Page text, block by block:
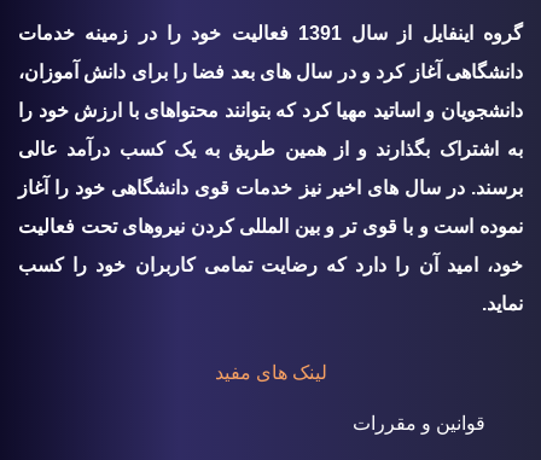
گروه اينفايل از سال 1391 فعالیت خود را در زمینه خدمات
دانشگاهی آغاز کرد و در سال های بعد فضا را برای دانش آموزان،
دانشجویان و اساتید مهیا کرد که بتوانند محتواهای با ارزش خود را
به اشتراک بگذارند و از همین طریق به یک کسب درآمد عالی
برسند. در سال های اخیر نیز خدمات قوی دانشگاهی خود را آغاز
نموده است و با قوی تر و بین المللی کردن نیروهای تحت فعالیت
خود، امید آن را دارد که رضایت تمامی کاربران خود را کسب
نماید.
لینک های مفید
قوانین و مقررات